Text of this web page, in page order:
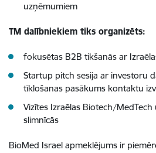
uzņēmumiem
TM dalībniekiem tiks organizēts:
fokusētas B2B tikšanās ar
Startup pitch sesija ar investoru
tīklošanas pasākums kontaktu
Vizītes Izraēlas Biotech/
slimnīcās
BioMed Israel apmeklējums ir